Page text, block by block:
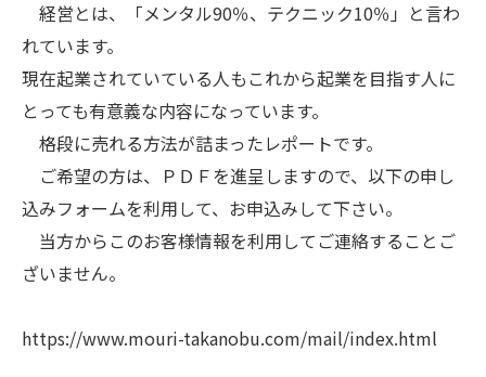
経営とは、「メンタル90％、テクニック10％」と言わ
れています。
現在起業されていている人もこれから起業を目指す人に
とっても有意義な内容になっています。
格段に売れる方法が詰まったレポートです。
ご希望の方は、ＰＤＦを進呈しますので、以下の申し
込みフォームを利用して、お申込みして下さい。
当方からこのお客様情報を利用してご連絡することご
ざいません。
https://www.mouri-takanobu.com/mail/index.html